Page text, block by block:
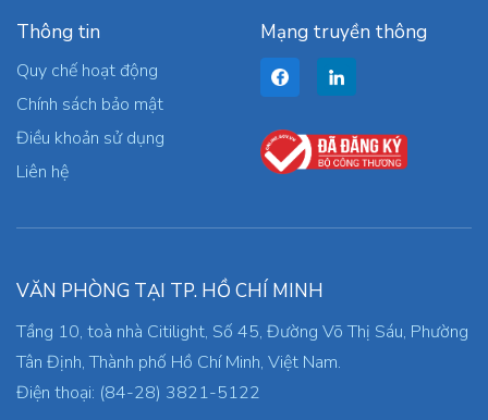
Thông tin
Quy chế hoạt động
Chính sách bảo mật
Điều khoản sử dụng
Liên hệ
Mạng truyền thông
VĂN PHÒNG TẠI TP. HỒ CHÍ MINH
Tầng 10, toà nhà Citilight, Số 45, Đường Võ Thị Sáu, Phường
Tân Định, Thành phố Hồ Chí Minh, Việt Nam.
Điện thoại: (84-28) 3821-5122